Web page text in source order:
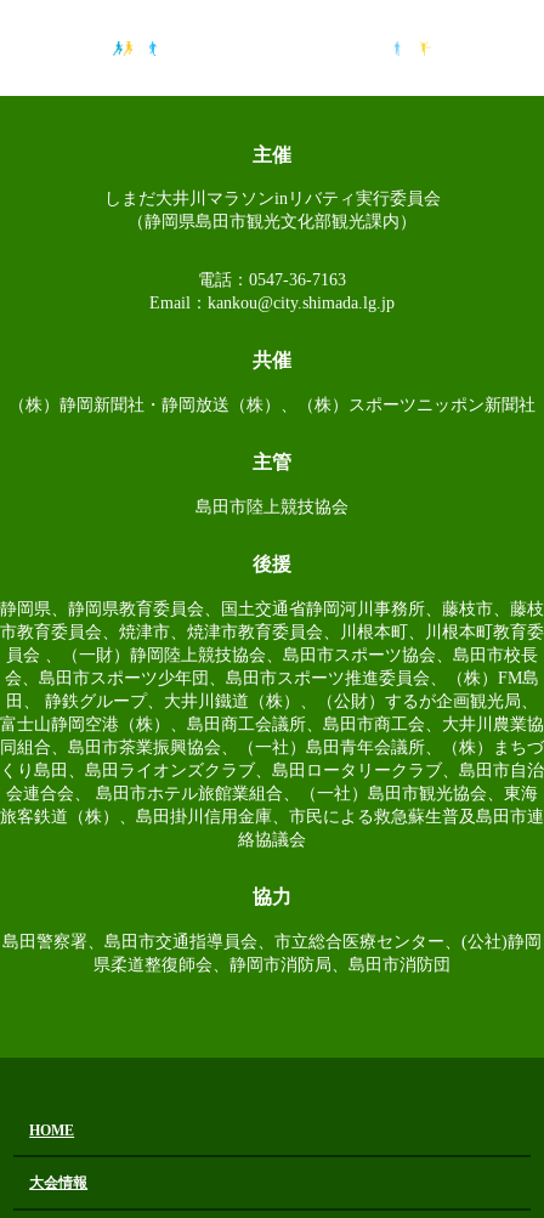
主催
しまだ大井川マラソンinリバティ実行委員会
（静岡県島田市観光文化部観光課内）
電話：0547-36-7163
Email： kankou@city.shimada.lg.jp
共催
（株）静岡新聞社・静岡放送（株）、（株）スポーツニッポン新聞社
主管
島田市陸上競技協会
後援
静岡県、静岡県教育委員会、国土交通省静岡河川事務所、藤枝市、藤枝
市教育委員会、焼津市、焼津市教育委員会、川根本町、川根本町教育委
員会 、（一財）静岡陸上競技協会、島田市スポーツ協会、島田市校長
会、島田市スポーツ少年団、島田市スポーツ推進委員会、（株）FM島
田、 静鉄グループ、大井川鐵道（株）、（公財）するが企画観光局、
富士山静岡空港（株）、島田商工会議所、島田市商工会、大井川農業協
同組合、島田市茶業振興協会、（一社）島田青年会議所、（株）まちづ
くり島田、島田ライオンズクラブ、島田ロータリークラブ、島田市自治
会連合会、 島田市ホテル旅館業組合、（一社）島田市観光協会、東海
旅客鉄道（株）、島田掛川信用金庫、市民による救急蘇生普及島田市連
絡協議会
協力
島田警察署、島田市交通指導員会、市立総合医療センター、(公社)静岡
県柔道整復師会、静岡市消防局、島田市消防団
HOME
大会情報